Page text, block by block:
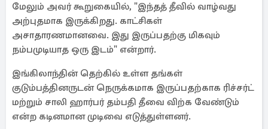
மேலும் அவர் கூறுகையில், "இந்தத் தீவில் வாழ்வது
அற்புதமாக இருக்கிறது. காட்சிகள்
அசாதாரணமானவை. இது இருப்பதற்கு மிகவும்
நம்பமுடியாத ஒரு இடம்" என்றார்.
இங்கிலாந்தின் தெற்கில் உள்ள தங்கள்
குடும்பத்தினருடன் நெருக்கமாக இருப்பதற்காக ரிச்சர்ட்
மற்றும் சாலி ஹார்பர் தம்பதி தீவை விற்க வேண்டும்
என்ற கடினமான முடிவை எடுத்துள்ளனர்.